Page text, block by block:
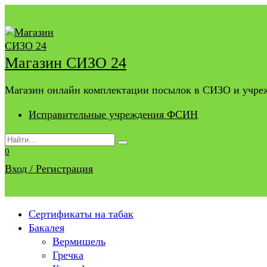
к
содержанию
Магазин СИЗО 24
Магазин онлайн комплектации посылок в СИЗО и
Исправительные учреждения ФСИН
Search
for:
0
Вход / Регистрация
Сертификаты на табак
Бакалея
Вермишель
Гречка